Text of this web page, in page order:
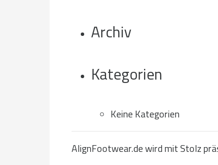
Archiv
Kategorien
Keine Kategorien
AlignFootwear.de wird mit Stolz